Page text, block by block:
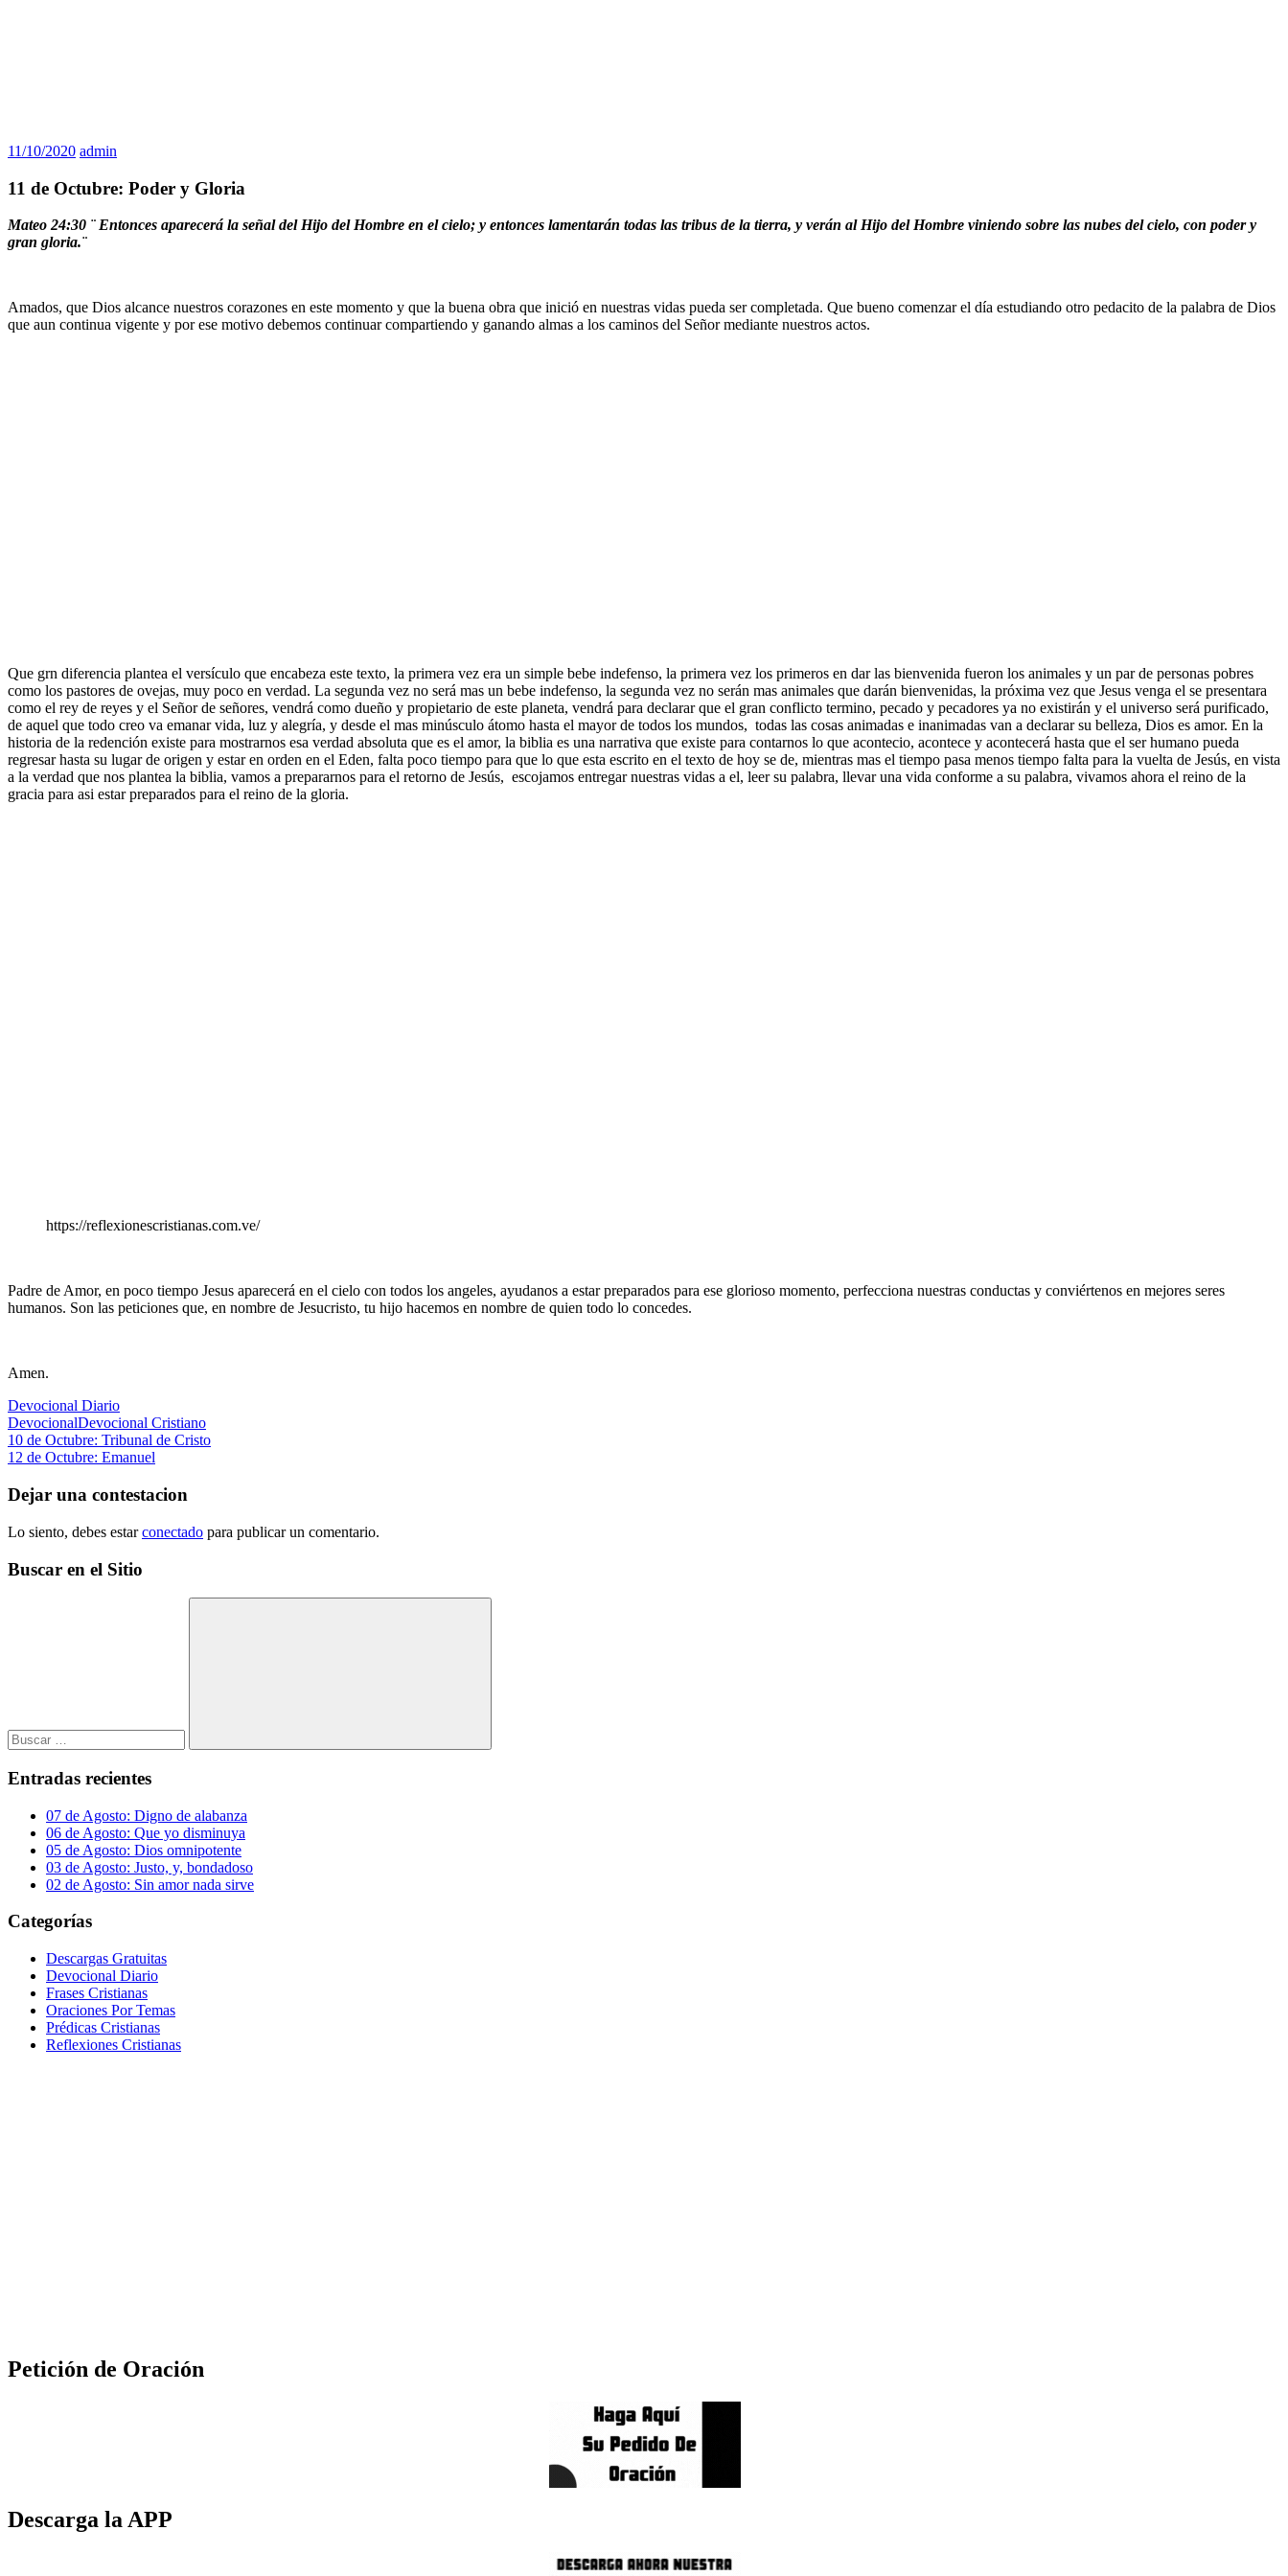
11/10/2020 admin
11 de Octubre: Poder y Gloria
Mateo 24:30 ¨ Entonces aparecerá la señal del Hijo del Hombre en el cielo; y entonces lamentarán todas las tribus de la tierra, y verán al Hijo del Hombre viniendo sobre las nubes del cielo, con poder y
gran gloria.¨
Amados, que Dios alcance nuestros corazones en este momento y que la buena obra que inició en nuestras vidas pueda ser completada. Que bueno comenzar el día estudiando otro pedacito de la palabra de Dios
que aun continua vigente y por ese motivo debemos continuar compartiendo y ganando almas a los caminos del Señor mediante nuestros actos.
Que grn diferencia plantea el versículo que encabeza este texto, la primera vez era un simple bebe indefenso, la primera vez los primeros en dar las bienvenida fueron los animales y un par de personas pobres
como los pastores de ovejas, muy poco en verdad. La segunda vez no será mas un bebe indefenso, la segunda vez no serán mas animales que darán bienvenidas, la próxima vez que Jesus venga el se presentara
como el rey de reyes y el Señor de señores, vendrá como dueño y propietario de este planeta, vendrá para declarar que el gran conflicto termino, pecado y pecadores ya no existirán y el universo será purificado,
de aquel que todo creo va emanar vida, luz y alegría, y desde el mas minúsculo átomo hasta el mayor de todos los mundos, todas las cosas animadas e inanimadas van a declarar su belleza, Dios es amor. En la
historia de la redención existe para mostrarnos esa verdad absoluta que es el amor, la biblia es una narrativa que existe para contarnos lo que acontecio, acontece y acontecerá hasta que el ser humano pueda
regresar hasta su lugar de origen y estar en orden en el Eden, falta poco tiempo para que lo que esta escrito en el texto de hoy se de, mientras mas el tiempo pasa menos tiempo falta para la vuelta de Jesús, en vista
a la verdad que nos plantea la biblia, vamos a prepararnos para el retorno de Jesús, escojamos entregar nuestras vidas a el, leer su palabra, llevar una vida conforme a su palabra, vivamos ahora el reino de la
gracia para asi estar preparados para el reino de la gloria.
https://reflexionescristianas.com.ve/
Padre de Amor, en poco tiempo Jesus aparecerá en el cielo con todos los angeles, ayudanos a estar preparados para ese glorioso momento, perfecciona nuestras conductas y conviértenos en mejores seres
humanos. Son las peticiones que, en nombre de Jesucristo, tu hijo hacemos en nombre de quien todo lo concedes.
Amen.
Devocional Diario
DevocionalDevocional Cristiano
Navegación
de
entradas
Entrada
anterior:
10 de Octubre: Tribunal de Cristo
Siguiente
12 de Octubre: Emanuel
Dejar una contestacion
Lo siento, debes estarconectado para publicar un comentario.
Buscar en el Sitio
Buscar
Entradas recientes
07 de Agosto: Digno de alabanza
06 de Agosto: Que yo disminuya
05 de Agosto: Dios omnipotente
03 de Agosto: Justo, y, bondadoso
02 de Agosto: Sin amor nada sirve
Categorías
Descargas Gratuitas
Devocional Diario
Frases Cristianas
Oraciones Por Temas
Prédicas Cristianas
Reflexiones Cristianas
Petición de Oración
Descarga la APP